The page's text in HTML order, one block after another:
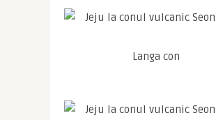
Langa con